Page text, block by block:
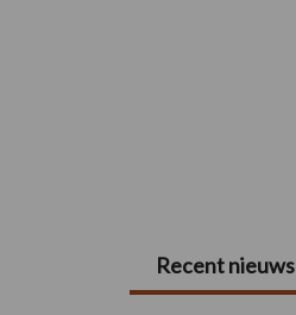
Primaire
Recent nieuws